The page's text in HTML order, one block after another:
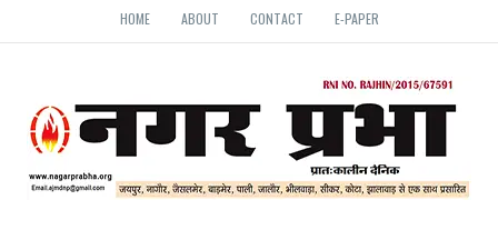
HOME ABOUT CONTACT E-PAPER